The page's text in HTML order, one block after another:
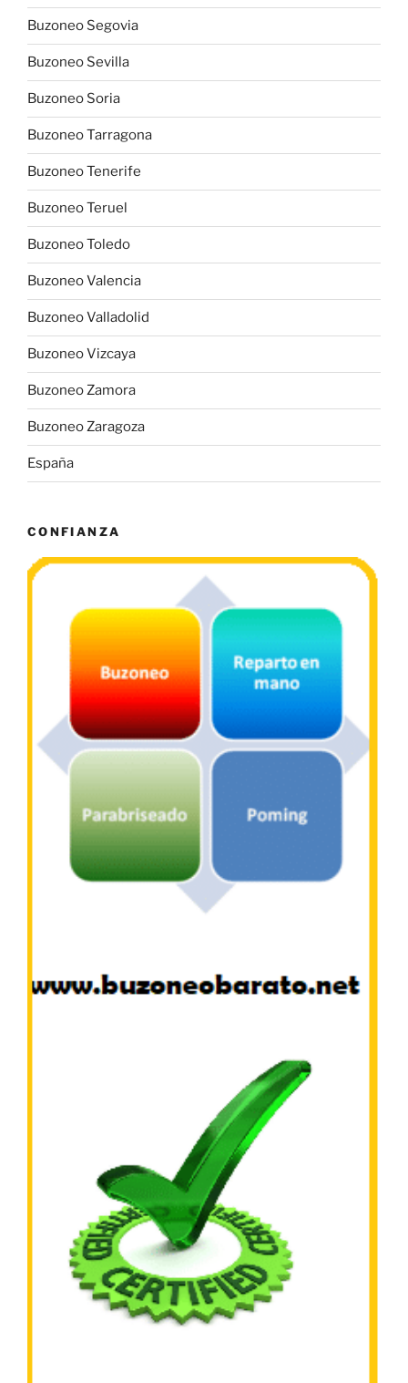
Buzoneo Segovia
Buzoneo Sevilla
Buzoneo Soria
Buzoneo Tarragona
Buzoneo Tenerife
Buzoneo Teruel
Buzoneo Toledo
Buzoneo Valencia
Buzoneo Valladolid
Buzoneo Vizcaya
Buzoneo Zamora
Buzoneo Zaragoza
España
CONFIANZA